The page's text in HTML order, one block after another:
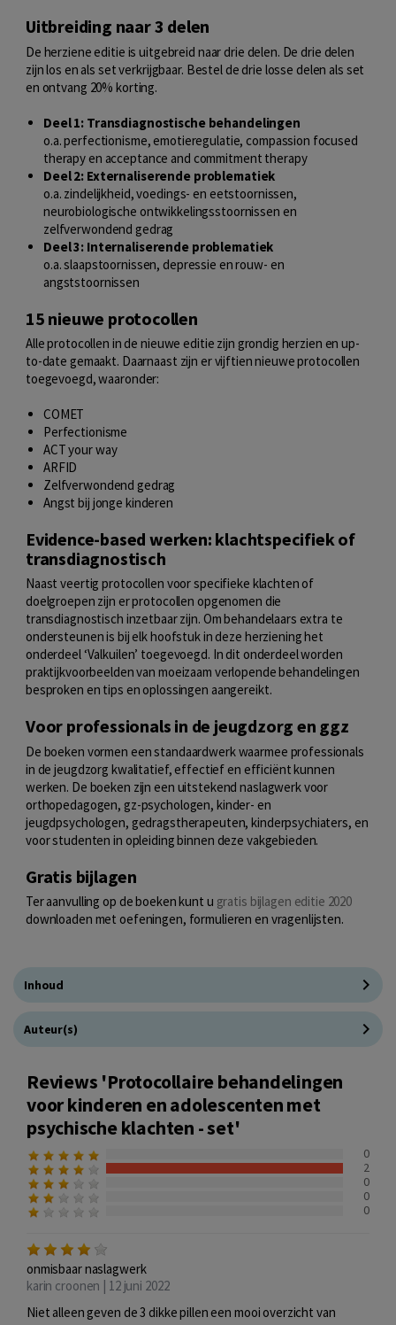
Uitbreiding naar 3 delen
De herziene editie is uitgebreid naar drie delen. De drie delen
zijn los en als set verkrijgbaar. Bestel de drie losse delen als set
en ontvang 20% korting.
Deel 1: Transdiagnostische behandelingen
o.a. perfectionisme, emotieregulatie, compassion focused
therapy en acceptance and commitment therapy
Deel 2: Externaliserende problematiek
o.a. zindelijkheid, voedings- en eetstoornissen,
neurobiologische ontwikkelingsstoornissen en
zelfverwondend gedrag
Deel 3: Internaliserende problematiek
o.a. slaapstoornissen, depressie en rouw- en
angststoornissen
15 nieuwe protocollen
Alle protocollen in de nieuwe editie zijn grondig herzien en up-
to-date gemaakt. Daarnaast zijn er vijftien nieuwe protocollen
toegevoegd, waaronder:
COMET
Perfectionisme
ACT your way
ARFID
Zelfverwondend gedrag
Angst bij jonge kinderen
Evidence-based werken: klachtspecifiek of
transdiagnostisch
Naast veertig protocollen voor specifieke klachten of
doelgroepen zijn er protocollen opgenomen die
transdiagnostisch inzetbaar zijn. Om behandelaars extra te
ondersteunen is bij elk hoofstuk in deze herziening het
onderdeel ‘Valkuilen’ toegevoegd. In dit onderdeel worden
praktijkvoorbeelden van moeizaam verlopende behandelingen
besproken en tips en oplossingen aangereikt.
Voor professionals in de jeugdzorg en ggz
De boeken vormen een standaardwerk waarmee professionals
in de jeugdzorg kwalitatief, effectief en efficiënt kunnen
werken. De boeken zijn een uitstekend naslagwerk voor
orthopedagogen, gz-psychologen, kinder- en
jeugdpsychologen, gedragstherapeuten, kinderpsychiaters, en
voor studenten in opleiding binnen deze vakgebieden.
Gratis bijlagen
Ter aanvulling op de boeken kunt u gratis bijlagen editie 2020
downloaden met oefeningen, formulieren en vragenlijsten.
Inhoud
Auteur(s)
Reviews 'Protocollaire behandelingen
voor kinderen en adolescenten met
psychische klachten - set'
0
2
0
0
0
onmisbaar naslagwerk
karin croonen | 12 juni 2022
Niet alleen geven de 3 dikke pillen een mooi overzicht van